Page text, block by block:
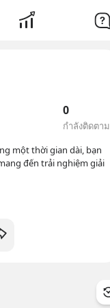
0
กำลังติดตาม
một thời gian dài, bạn
đến trải nghiệm giải